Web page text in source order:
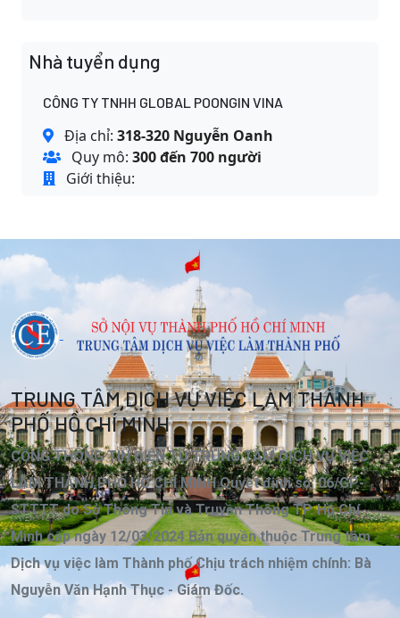
Nhà tuyển dụng
CÔNG TY TNHH GLOBAL POONGIN VINA
Địa chỉ: 318-320 Nguyễn Oanh
Quy mô: 300 đến 700 người
Giới thiệu:
TRUNG TÂM DỊCH VỤ VIỆC LÀM THÀNH
PHỐ HỒ CHÍ MINH
CỔNG THÔNG TIN ĐIỆN TỬ TRUNG TÂM DỊCH VỤ VIỆC
LÀM THÀNH PHỐ HỒ CHÍ MINH Quyết định số: 06/GP-
STTTT do Sở Thông Tin và Truyền Thông TP. Hồ Chí
Minh cấp ngày 12/03/2024 Bản quyền thuộc Trung tâm
Dịch vụ việc làm Thành phố Chịu trách nhiệm chính: Bà
Nguyễn Văn Hạnh Thục - Giám Đốc.